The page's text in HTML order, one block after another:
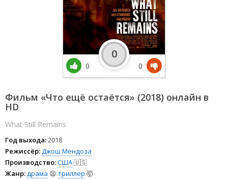
Фильм «Что ещё остаётся» (2018) онлайн в
HD
What Still Remains
Год выхода:2018
Режиссёр:Джош Мендоза
Производство:США🇺🇸
Жанр:драма 😫 триллер 🤯
0
0
0